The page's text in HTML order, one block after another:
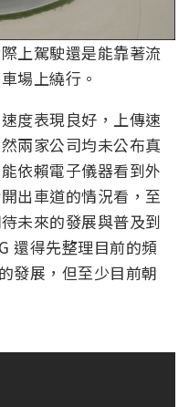
上駕駛還是能靠著流
場上繞行。
度表現良好，上傳速
兩家公司均未公布真
依賴電子儀器看到外
出車道的情況看，至
未來的發展與普及到
還得先整理目前的頻
發展，但至少目前朝